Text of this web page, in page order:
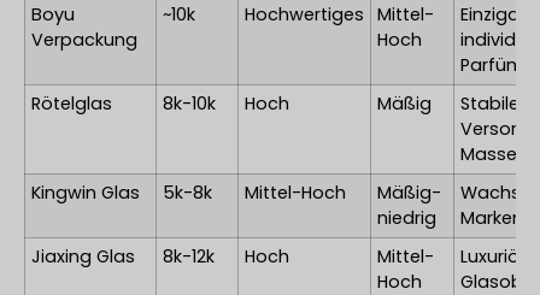
Boyu
Verpackung
~10k Hochwertiges Mittel-
Hoch
Rötelglas
8k-10k Hoch Mäßig
Stabile
Kingwin Glas
5k-8k Mittel-Hoch
Mäßig-
niedrig
Marken
Jiaxing Glas
8k-12k Hoch
Mittel-
Hoch
Luxuriöse